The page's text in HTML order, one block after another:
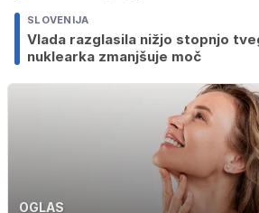
SLOVENIJA
Vlada razglasila nižjo stopnjo
nuklearka zmanjšuje moč
OGLAS